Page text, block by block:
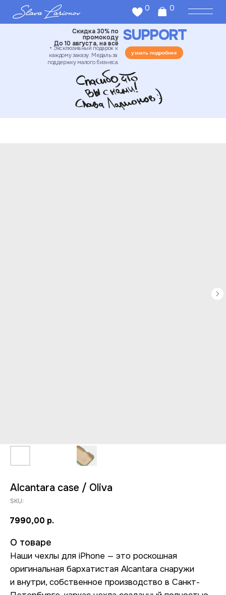
0
+ Эксклюзивный подарок к
каждому заказу. Медаль за
поддержку малого бизнеса.
Скидка 30% по
промокоду
До 10 августа, на всё
узнать подробнее
SUPPORT
Alcantara case / Oliva
SKU:
7990,00 р.
О товаре
Наши чехлы для iPhone — это роскошная
оригинальная бархатистая Alcantara снаружи
и внутри, собственное производство в Санкт-